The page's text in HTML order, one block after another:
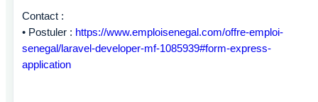
Contact :
• Postuler : https://www.emploisenegal.com/offre-emploi-
senegal/laravel-developer-mf-1085939#form-express-
application